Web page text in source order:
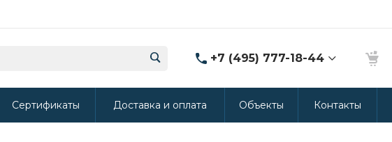
+7 (495) 777-18-44
8 (986) 314-94-49
Промышленная 15
Сертификаты Доставка и оплата Объекты Контакты